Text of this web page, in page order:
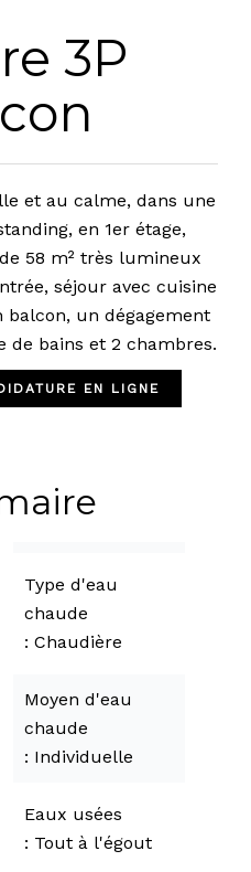
3P
et au calme, dans une
en 1er étage,
58 m² très lumineux
séjour avec cuisine
un dégagement
de bains et 2 chambres.
EN LIGNE
Type d'eau
chaude
Chaudière
Moyen d'eau
chaude
Individuelle
Eaux usées
Tout à l'égout